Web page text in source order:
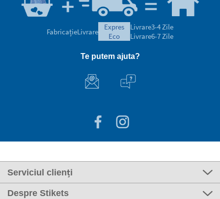
FabricațieLivrare
expres
eco
Livrare3-4 Zile
Livrare6-7 Zile
Te putem ajuta?
Serviciul clienți
Despre Stikets